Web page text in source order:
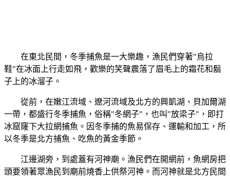
在東北民間，冬季捕魚是一大樂趣，漁民們穿著"烏拉
鞋"在冰面上行走如飛，歡樂的笑聲震落了眉毛上的霜花和鬍
子上的冰溜子。
從前，在嫩江流域、遼河流域及北方的興凱湖、貝加爾湖
一帶，都盛行冬季捕魚，俗稱"冬網子"，也叫"放梁子"，即打
冰窟窿下大拉網捕魚。因冬季捕的魚易保存、運輸和加工，所
以冬季是北方捕魚、吃魚的黃金季節。
江邊湖旁，到處蓋有河神廟。漁民們在開網前，魚網房把
頭要領著眾漁民到廟前燒香上供祭河神。而河神就是北方民間